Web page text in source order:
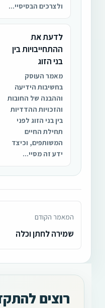
ולצרכים הבסיסיי...
לדעת את
ההתחייבויות בין
בני הזוג
מאמר העוסק
בחשיבות הידיעה
וההבנה של החובות
והזכויות ההדדיות
בין בני הזוג לפני
תחילת החיים
המשותפים, וכיצד
ידע זה מסיי...
המאמר הקודם
שמירה לחתן וכלה
רוצים